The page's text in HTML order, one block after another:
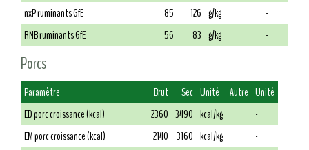
nxP ruminants GfE
85 126 g/kg
-
RNB ruminants GfE
56 83 g/kg -
Porcs
Paramètre Brut Sec Unité Autre Unité
ED porc croissance (kcal)
2360 3490 kcal/kg
-
EM porc croissance (kcal)
2140 3160 kcal/kg
-